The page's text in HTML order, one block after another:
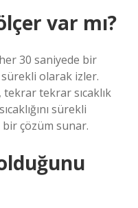
var mı?
30 saniyede bir
sürekli olarak izler.
tekrar sıcaklık
sürekli
bir çözüm sunar.